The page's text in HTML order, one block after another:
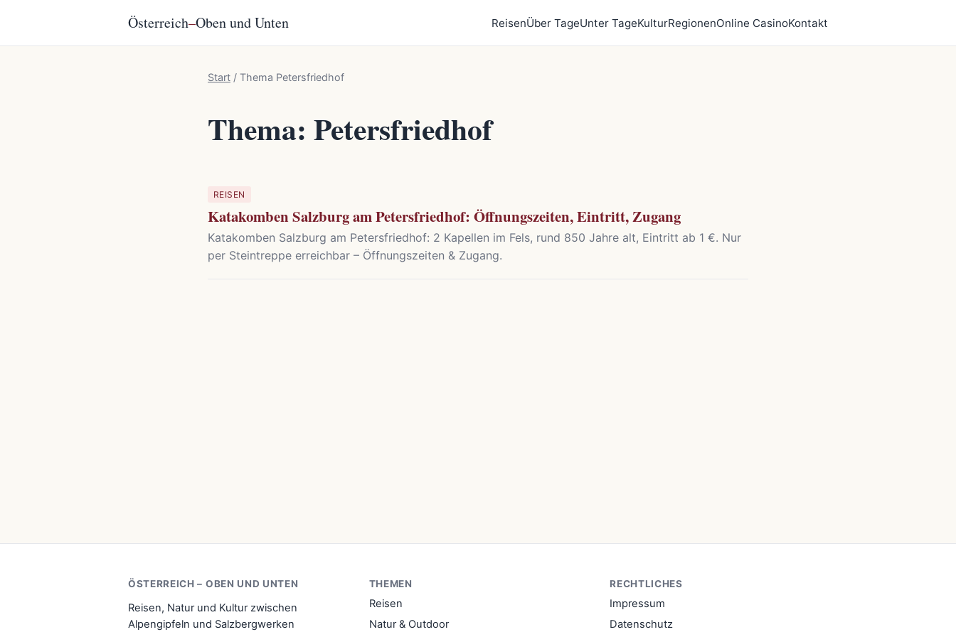
Österreich–Oben und Unten ReisenÜber TageUnter TageKulturRegionenOnline CasinoKontakt
Start / Thema Petersfriedhof
Thema: Petersfriedhof
REISEN
Katakomben Salzburg am Petersfriedhof: Öffnungszeiten, Eintritt, Zugang
Katakomben Salzburg am Petersfriedhof: 2 Kapellen im Fels, rund 850 Jahre alt, Eintritt ab 1 €. Nur
per Steintreppe erreichbar – Öffnungszeiten & Zugang.
ÖSTERREICH – OBEN UND UNTEN
Reisen, Natur und Kultur zwischen
Alpengipfeln und Salzbergwerken
THEMEN
Reisen
Natur & Outdoor
RECHTLICHES
Impressum
Datenschutz